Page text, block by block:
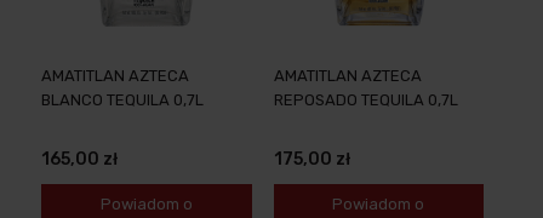
AMATITLAN AZTECA
BLANCO TEQUILA 0,7L
165,00 zł
Powiadom o
AMATITLAN AZTECA
REPOSADO TEQUILA 0,7L
175,00 zł
Powiadom o